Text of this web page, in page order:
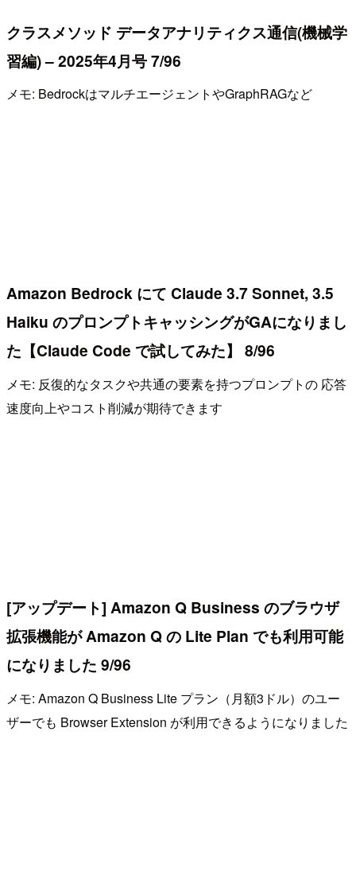
クラスメソッド データアナリティクス通信(機械学
習編) – 2025年4月号 7/96
メモ: BedrockはマルチエージェントやGraphRAGなど
Amazon Bedrock にて Claude 3.7 Sonnet, 3.5
Haiku のプロンプトキャッシングがGAになりまし
た【Claude Code で試してみた】 8/96
メモ: 反復的なタスクや共通の要素を持つプロンプトの 応答
速度向上やコスト削減が期待できます
[アップデート] Amazon Q Business のブラウザ
拡張機能が Amazon Q の Lite Plan でも利用可能
になりました 9/96
メモ: Amazon Q Business Lite プラン（月額3ドル）のユー
ザーでも Browser Extension が利用できるようになりました